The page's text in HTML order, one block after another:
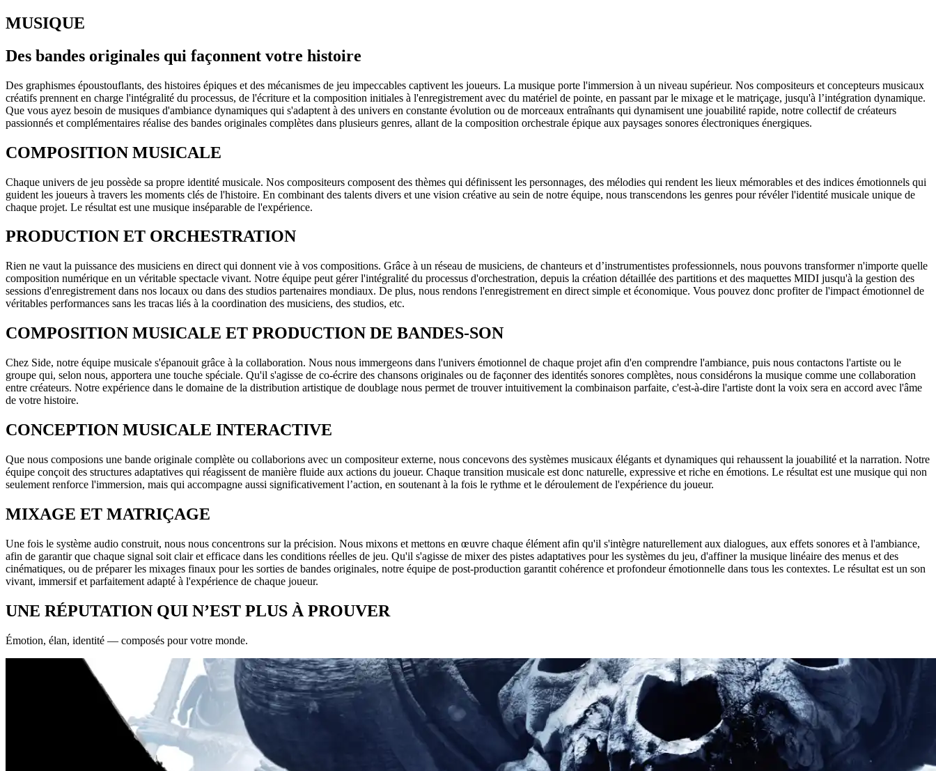
MUSIQUE
Des bandes originales qui façonnent votre histoire
Des graphismes époustouflants, des histoires épiques et des mécanismes de jeu impeccables captivent les joueurs. La musique porte l'immersion à un niveau supérieur. Nos compositeurs et concepteurs musicaux
créatifs prennent en charge l'intégralité du processus, de l'écriture et la composition initiales à l'enregistrement avec du matériel de pointe, en passant par le mixage et le matriçage, jusqu'à l’intégration dynamique.
Que vous ayez besoin de musiques d'ambiance dynamiques qui s'adaptent à des univers en constante évolution ou de morceaux entraînants qui dynamisent une jouabilité rapide, notre collectif de créateurs
passionnés et complémentaires réalise des bandes originales complètes dans plusieurs genres, allant de la composition orchestrale épique aux paysages sonores électroniques énergiques.
COMPOSITION MUSICALE
Chaque univers de jeu possède sa propre identité musicale. Nos compositeurs composent des thèmes qui définissent les personnages, des mélodies qui rendent les lieux mémorables et des indices émotionnels qui
guident les joueurs à travers les moments clés de l'histoire. En combinant des talents divers et une vision créative au sein de notre équipe, nous transcendons les genres pour révéler l'identité musicale unique de
chaque projet. Le résultat est une musique inséparable de l'expérience.
PRODUCTION ET ORCHESTRATION
Rien ne vaut la puissance des musiciens en direct qui donnent vie à vos compositions. Grâce à un réseau de musiciens, de chanteurs et d’instrumentistes professionnels, nous pouvons transformer n'importe quelle
composition numérique en un véritable spectacle vivant. Notre équipe peut gérer l'intégralité du processus d'orchestration, depuis la création détaillée des partitions et des maquettes MIDI jusqu'à la gestion des
sessions d'enregistrement dans nos locaux ou dans des studios partenaires mondiaux. De plus, nous rendons l'enregistrement en direct simple et économique. Vous pouvez donc profiter de l'impact émotionnel de
véritables performances sans les tracas liés à la coordination des musiciens, des studios, etc.
COMPOSITION MUSICALE ET PRODUCTION DE BANDES-SON
Chez Side, notre équipe musicale s'épanouit grâce à la collaboration. Nous nous immergeons dans l'univers émotionnel de chaque projet afin d'en comprendre l'ambiance, puis nous contactons l'artiste ou le
groupe qui, selon nous, apportera une touche spéciale. Qu'il s'agisse de co-écrire des chansons originales ou de façonner des identités sonores complètes, nous considérons la musique comme une collaboration
entre créateurs. Notre expérience dans le domaine de la distribution artistique de doublage nous permet de trouver intuitivement la combinaison parfaite, c'est-à-dire l'artiste dont la voix sera en accord avec l'âme
de votre histoire.
CONCEPTION MUSICALE INTERACTIVE
Que nous composions une bande originale complète ou collaborions avec un compositeur externe, nous concevons des systèmes musicaux élégants et dynamiques qui rehaussent la jouabilité et la narration. Notre
équipe conçoit des structures adaptatives qui réagissent de manière fluide aux actions du joueur. Chaque transition musicale est donc naturelle, expressive et riche en émotions. Le résultat est une musique qui non
seulement renforce l'immersion, mais qui accompagne aussi significativement l’action, en soutenant à la fois le rythme et le déroulement de l'expérience du joueur.
MIXAGE ET MATRIÇAGE
Une fois le système audio construit, nous nous concentrons sur la précision. Nous mixons et mettons en œuvre chaque élément afin qu'il s'intègre naturellement aux dialogues, aux effets sonores et à l'ambiance,
afin de garantir que chaque signal soit clair et efficace dans les conditions réelles de jeu. Qu'il s'agisse de mixer des pistes adaptatives pour les systèmes du jeu, d'affiner la musique linéaire des menus et des
cinématiques, ou de préparer les mixages finaux pour les sorties de bandes originales, notre équipe de post-production garantit cohérence et profondeur émotionnelle dans tous les contextes. Le résultat est un son
vivant, immersif et parfaitement adapté à l'expérience de chaque joueur.
UNE RÉPUTATION QUI N’EST PLUS À PROUVER
Émotion, élan, identité — composés pour votre monde.